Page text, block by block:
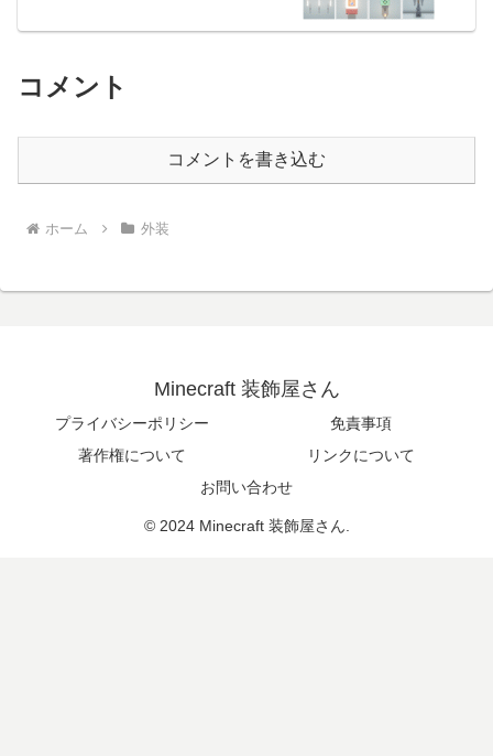
コメント
コメントを書き込む
ホーム 外装
Minecraft 装飾屋さん
プライバシーポリシー
免責事項
著作権について
リンクについて
お問い合わせ
© 2024 Minecraft 装飾屋さん.